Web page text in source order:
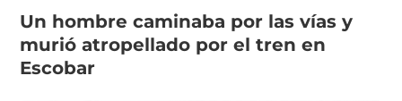
Un hombre caminaba por las vías y
murió atropellado por el tren en
Escobar